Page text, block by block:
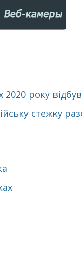
року
стежку